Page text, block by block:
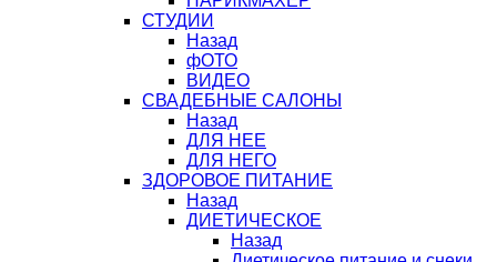
СТУДИИ
Назад
фОТО
ВИДЕО
СВАДЕБНЫЕ САЛОНЫ
Назад
ДЛЯ НЕЕ
ДЛЯ НЕГО
ЗДОРОВОЕ ПИТАНИЕ
Назад
ДИЕТИЧЕСКОЕ
Назад